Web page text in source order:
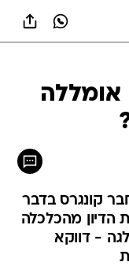
אומללה
קונגרס בדבר
הדיון מהכלכלה
- דווקא